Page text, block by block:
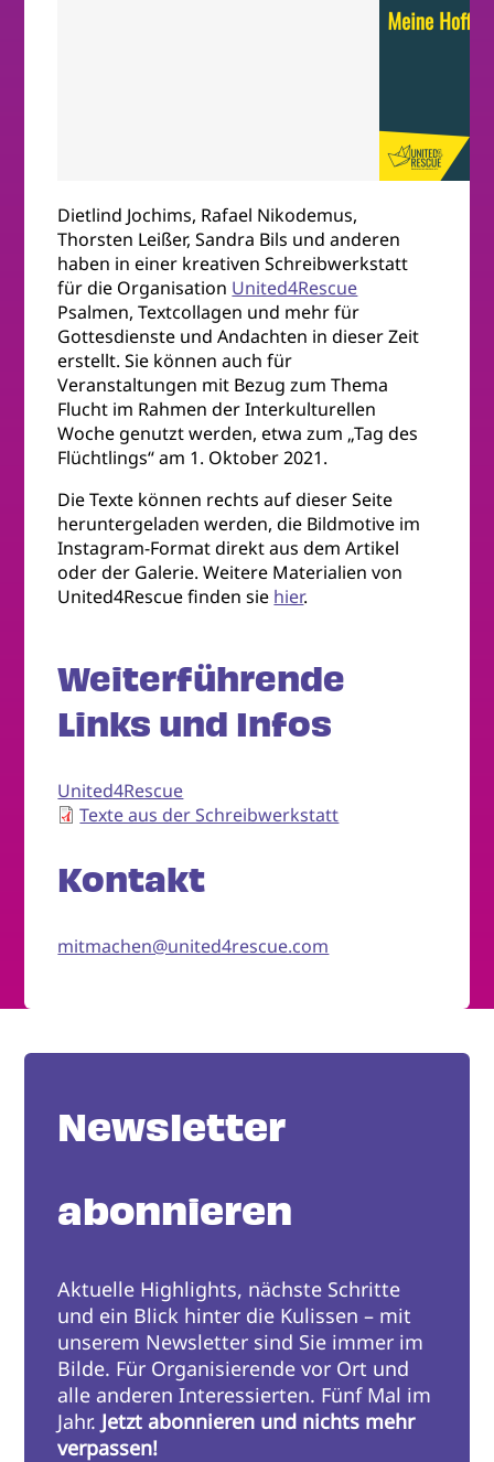
Dietlind Jochims, Rafael Nikodemus,
Thorsten Leißer, Sandra Bils und anderen
haben in einer kreativen Schreibwerkstatt
für die Organisation United4Rescue
Psalmen, Textcollagen und mehr für
Gottesdienste und Andachten in dieser Zeit
erstellt. Sie können auch für
Veranstaltungen mit Bezug zum Thema
Flucht im Rahmen der Interkulturellen
Woche genutzt werden, etwa zum „Tag des
Flüchtlings“ am 1. Oktober 2021.
Die Texte können rechts auf dieser Seite
heruntergeladen werden, die Bildmotive im
Instagram-Format direkt aus dem Artikel
oder der Galerie. Weitere Materialien von
United4Rescue finden sie hier.
Weiterführende
Links und Infos
United4Rescue
Texte aus der Schreibwerkstatt
Kontakt
mitmachen@united4rescue.com
Newsletter
abonnieren
Aktuelle Highlights, nächste Schritte
und ein Blick hinter die Kulissen – mit
unserem Newsletter sind Sie immer im
Bilde. Für Organisierende vor Ort und
alle anderen Interessierten. Fünf Mal im
Jahr. Jetzt abonnieren und nichts mehr
verpassen!